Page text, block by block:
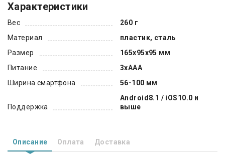
Характеристики
Вес
260 г
Материал
пластик, сталь
Размер
165х95х95 мм
Питание
3хААА
Ширина смартфона
56-100 мм
Поддержка
Android8.1 / iOS10.0 и
выше
Описание Оплата Доставка